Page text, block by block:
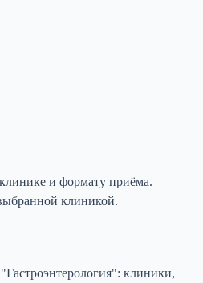
и формату приёма.
клиникой.
клиники,